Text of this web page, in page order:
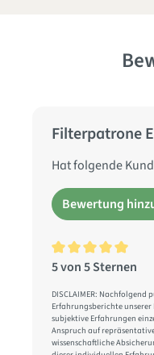
Filterpatrone
Hat folgende
Bewertung
Durchschnittliche
5 von 5 Sternen
DISCLAIMER:
Erfahrungsberichte
subjektive Erfahrungen
Anspruch auf
wissenschaftliche